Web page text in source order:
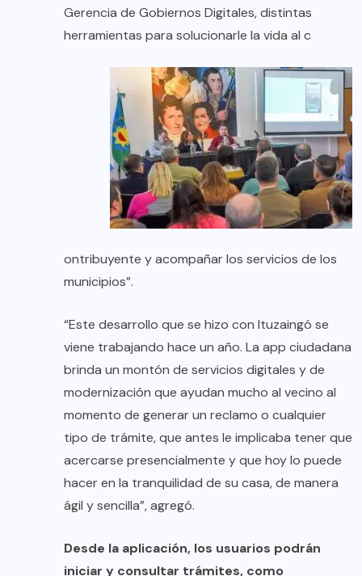
Gerencia de Gobiernos Digitales, distintas
herramientas para solucionarle la vida al c
ontribuyente y acompañar los servicios de los
municipios”.
“Este desarrollo que se hizo con Ituzaingó se
viene trabajando hace un año. La app ciudadana
brinda un montón de servicios digitales y de
modernización que ayudan mucho al vecino al
momento de generar un reclamo o cualquier
tipo de trámite, que antes le implicaba tener que
acercarse presencialmente y que hoy lo puede
hacer en la tranquilidad de su casa, de manera
ágil y sencilla”, agregó.
Desde la aplicación, los usuarios podrán
iniciar y consultar trámites, como